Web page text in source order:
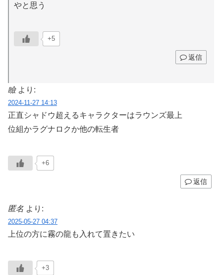
やと思う
+5
返信
瞼 より:
2024-11-27 14:13
正直シャドウ超えるキャラクターはラウンズ最上
位組かラグナロクか他の転生者
+6
返信
匿名 より:
2025-05-27 04:37
上位の方に霧の龍も入れて置きたい
+3